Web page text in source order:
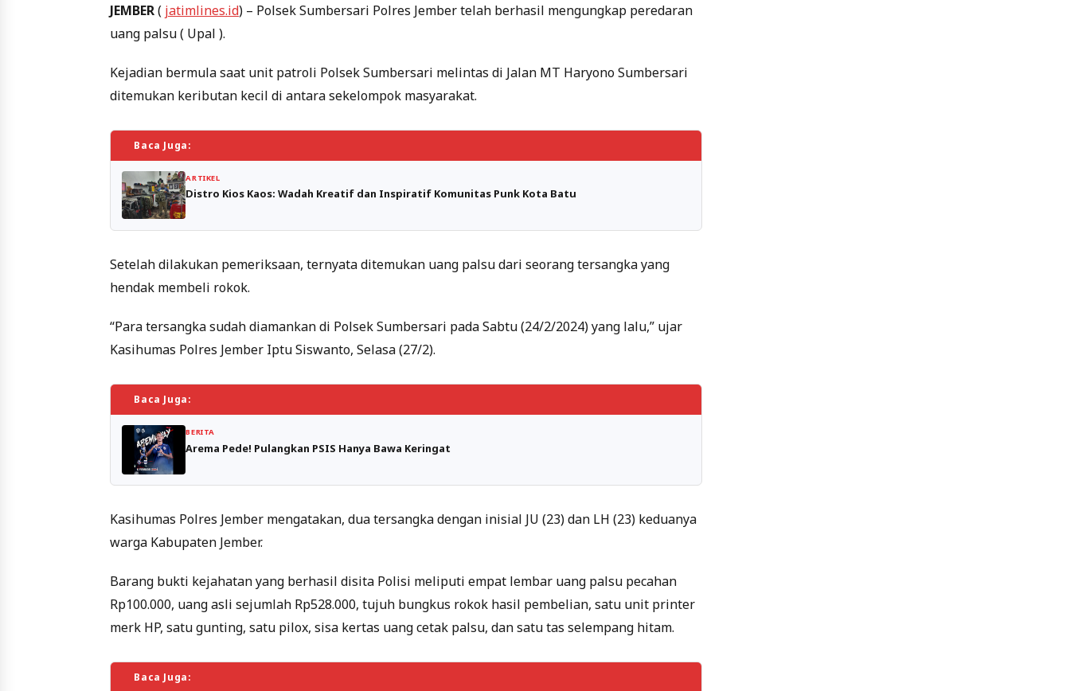
JEMBER( jatimlines.id) – Polsek Sumbersari Polres Jember telah berhasil mengungkap peredaran
uang palsu ( Upal ).
Kejadian bermula saat unit patroli Polsek Sumbersari melintas di Jalan MT Haryono Sumbersari
ditemukan keributan kecil di antara sekelompok masyarakat.
Baca Juga:
ARTIKEL
Distro Kios Kaos: Wadah Kreatif dan Inspiratif Komunitas Punk Kota Batu
Setelah dilakukan pemeriksaan, ternyata ditemukan uang palsu dari seorang tersangka yang
hendak membeli rokok.
“Para tersangka sudah diamankan di Polsek Sumbersari pada Sabtu (24/2/2024) yang lalu,” ujar
Kasihumas Polres Jember Iptu Siswanto, Selasa (27/2).
Baca Juga:
BERITA
Arema Pede! Pulangkan PSIS Hanya Bawa Keringat
Kasihumas Polres Jember mengatakan, dua tersangka dengan inisial JU (23) dan LH (23) keduanya
warga Kabupaten Jember.
Barang bukti kejahatan yang berhasil disita Polisi meliputi empat lembar uang palsu pecahan
Rp100.000, uang asli sejumlah Rp528.000, tujuh bungkus rokok hasil pembelian, satu unit printer
merk HP, satu gunting, satu pilox, sisa kertas uang cetak palsu, dan satu tas selempang hitam.
Baca Juga: